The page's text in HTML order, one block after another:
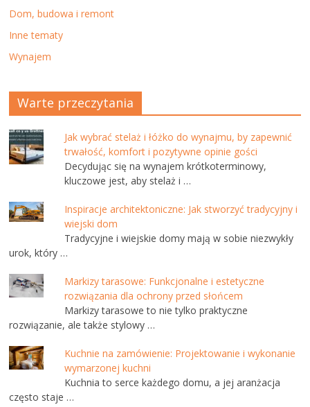
Dom, budowa i remont
Inne tematy
Wynajem
Warte przeczytania
Jak wybrać stelaż i łóżko do wynajmu, by zapewnić
trwałość, komfort i pozytywne opinie gości
Decydując się na wynajem krótkoterminowy,
kluczowe jest, aby stelaż i …
Inspiracje architektoniczne: Jak stworzyć tradycyjny i
wiejski dom
Tradycyjne i wiejskie domy mają w sobie niezwykły
urok, który …
Markizy tarasowe: Funkcjonalne i estetyczne
rozwiązania dla ochrony przed słońcem
Markizy tarasowe to nie tylko praktyczne
rozwiązanie, ale także stylowy …
Kuchnie na zamówienie: Projektowanie i wykonanie
wymarzonej kuchni
Kuchnia to serce każdego domu, a jej aranżacja
często staje …